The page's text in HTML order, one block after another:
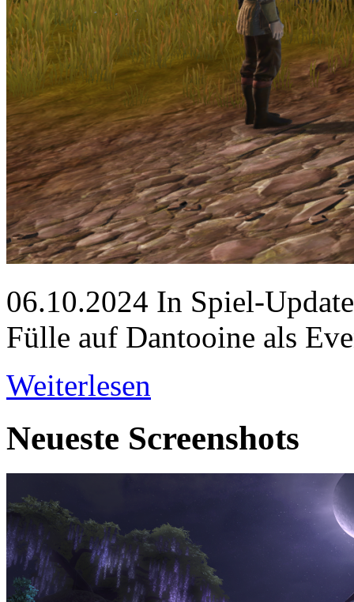
06.10.2024 In Spiel-
Fülle auf Dantooine als
Weiterlesen
Neueste Screenshots